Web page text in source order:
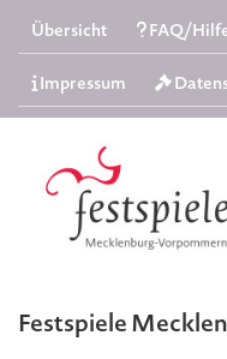
Übersicht FAQ/
Impressum
Festspiele